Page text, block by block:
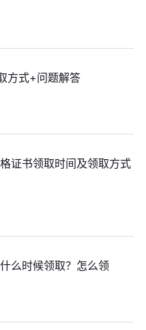
方式+问题解答
证书领取时间及领取方式
么时候领取？怎么领